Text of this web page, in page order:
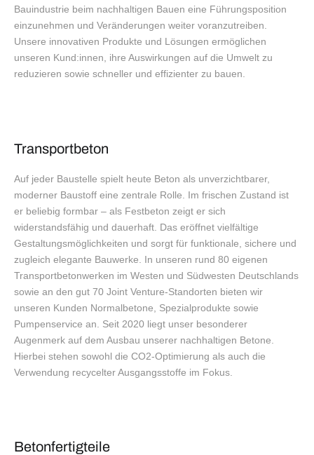
Bauindustrie beim nachhaltigen Bauen eine Führungsposition
einzunehmen und Veränderungen weiter voranzutreiben.
Unsere innovativen Produkte und Lösungen ermöglichen
unseren Kund:innen, ihre Auswirkungen auf die Umwelt zu
reduzieren sowie schneller und effizienter zu bauen.
Transportbeton
Auf jeder Baustelle spielt heute Beton als unverzichtbarer,
moderner Baustoff eine zentrale Rolle. Im frischen Zustand ist
er beliebig formbar – als Festbeton zeigt er sich
widerstandsfähig und dauerhaft. Das eröffnet vielfältige
Gestaltungsmöglichkeiten und sorgt für funktionale, sichere und
zugleich elegante Bauwerke. In unseren rund 80 eigenen
Transportbetonwerken im Westen und Südwesten Deutschlands
sowie an den gut 70 Joint Venture-Standorten bieten wir
unseren Kunden Normalbetone, Spezialprodukte sowie
Pumpenservice an. Seit 2020 liegt unser besonderer
Augenmerk auf dem Ausbau unserer nachhaltigen Betone.
Hierbei stehen sowohl die CO2-Optimierung als auch die
Verwendung recycelter Ausgangsstoffe im Fokus.
Betonfertigteile